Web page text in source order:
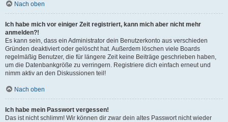
Nach oben
Ich habe mich vor einiger Zeit registriert, kann mich aber nicht mehr
anmelden?!
Es kann sein, dass ein Administrator dein Benutzerkonto aus verschieden
Gründen deaktiviert oder gelöscht hat. Außerdem löschen viele Boards
regelmäßig Benutzer, die für längere Zeit keine Beiträge geschrieben haben,
um die Datenbankgröße zu verringern. Registriere dich einfach erneut und
nimm aktiv an den Diskussionen teil!
Nach oben
Ich habe mein Passwort vergessen!
Das ist nicht schlimm! Wir können dir zwar dein altes Passwort nicht wieder